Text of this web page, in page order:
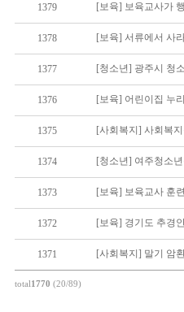
1379 [보육] 보육교사가
1378 [보육] 서류에서 사
1377 [청소년] 광주시 청
1376
1375 [사회복지] 사회복
1374 [청소년] 여주청소
1373 [보육] 보육교사 훈
1372
1371
total1770 (20/89)